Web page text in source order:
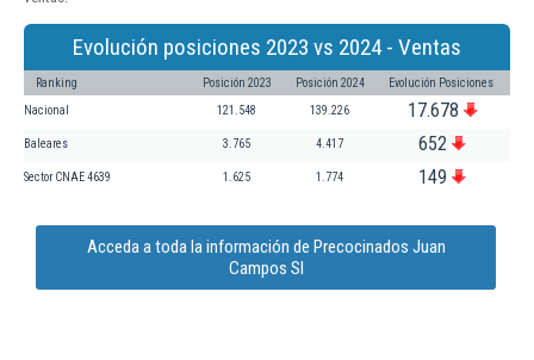
Evolución posiciones 2023 vs 2024 - Ventas
Ranking Posición 2023 Posición 2024 Evolución Posiciones
Nacional 121.548 139.226 17.678
Baleares 3.765 4.417 652
Sector CNAE 4639 1.625 1.774 149
Acceda a toda la información de Precocinados Juan
Campos Sl